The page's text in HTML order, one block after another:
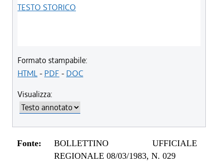
TESTO STORICO
Formato stampabile:
HTML- PDF - DOC
Visualizza:
Fonte:
BOLLETTINO UFFICIALE
REGIONALE 08/03/1983, N. 029